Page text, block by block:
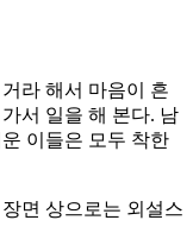
라 해서 마음이 흔
서 일을 해 본다. 남
이들은 모두 착한
면 상으로는 외설스